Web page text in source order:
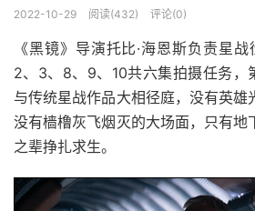
2022-10-29 阅读(432) 评论(0)
《黑镜》导演托比·海恩斯负责星战
2、3、8、9、10共六集拍摄任务，
与传统星战作品大相径庭，没有英雄
没有樯橹灰飞烟灭的大场面，只有地
之辈挣扎求生。